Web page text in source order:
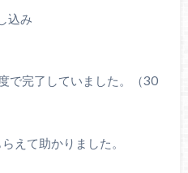
込み
で完了していました。（30
えて助かりました。